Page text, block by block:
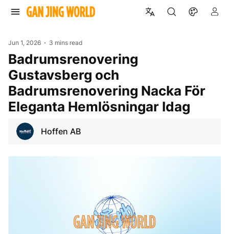
Jun 1, 2026 3 mins read
Badrumsrenovering
Gustavsberg och
Badrumsrenovering Nacka För
Eleganta Hemlösningar Idag
Hoffen AB